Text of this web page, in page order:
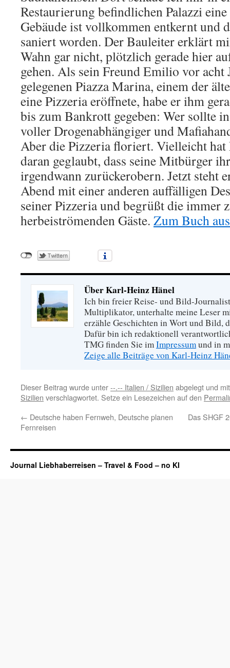
Restaurierung befindlichen Palazzi
Gebäude ist vollkommen entkernt und
saniert worden. Der Bauleiter erklärt
Wahn gar nicht, plötzlich gerade hier
gehen. Als sein Freund Emilio vor acht
gelegenen Piazza Marina, einem der
eine Pizzeria eröffnete, habe er ihm
bis zum Bankrott gegeben: Wer sollte
voller Drogenabhängiger und
Aber die Pizzeria floriert. Vielleicht
daran geglaubt, dass seine Mitbürger
irgendwann zurückerobern. Jetzt steht
Abend mit einer anderen auffälligen
seiner Pizzeria und begrüßt die immer
herbeiströmenden Gäste. Zum Buch
Über Karl-Heinz Hänel
Ich bin freier Reise- und Bild-
Multiplikator, unterhalte meine Leser
erzähle Geschichten in Wort und Bild,
Dafür bin ich redaktionell
TMG finden Sie imImpressumund in
Zeige alle Beiträge von Karl-Heinz
Dieser Beitrag wurde unter--.-- Italien / Sizilien abgelegt und
Sizilien verschlagwortet. Setze ein Lesezeichen auf den
← Deutsche haben Fernweh, Deutsche planen
Fernreisen
Das SHGF
Journal Liebhaberreisen – Travel & Food – no KI